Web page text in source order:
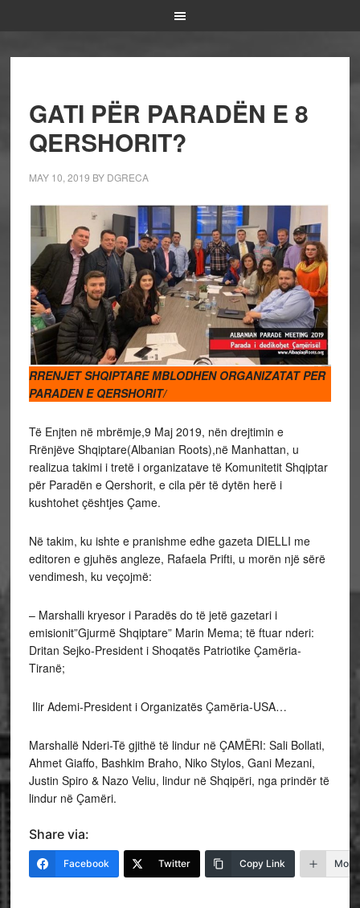
GATI PËR PARADËN E 8
QERSHORIT?
MAY 10, 2019 BY DGRECA
RRENJET SHQIPTARE MBLODHEN ORGANIZATAT PER
PARADEN E QERSHORIT/
Të Enjten në mbrëmje,9 Maj 2019, nën drejtimin e
Rrënjëve Shqiptare(Albanian Roots),në Manhattan, u
realizua takimi i tretë i organizatave të Komunitetit Shqiptar
për Paradën e Qershorit, e cila për të dytën herë i
kushtohet çështjes Çame.
Në takim, ku ishte e pranishme edhe gazeta DIELLI me
editoren e gjuhës angleze, Rafaela Prifti, u morën një sërë
vendimesh, ku veçojmë:
– Marshalli kryesor i Paradës do të jetë gazetari i
emisionit”Gjurmë Shqiptare” Marin Mema; të ftuar nderi:
Dritan Sejko-President i Shoqatës Patriotike Çamëria-
Tiranë;
Ilir Ademi-President i Organizatës Çamëria-USA…
Marshallë Nderi-Të gjithë të lindur në ÇAMËRI: Sali Bollati,
Ahmet Giaffo, Bashkim Braho, Niko Stylos, Gani Mezani,
Justin Spiro & Nazo Veliu, lindur në Shqipëri, nga prindër të
lindur në Çamëri.
Share via:
Facebook Twitter Copy Link More